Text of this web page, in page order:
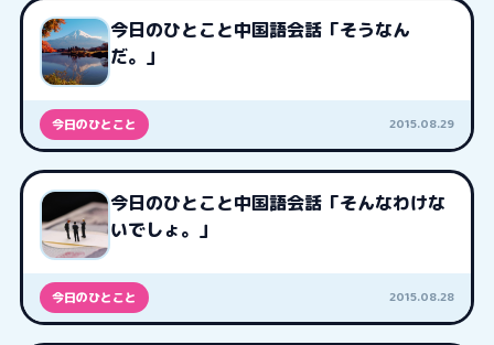
今日のひとこと中国語会話「そうなん
だ。」
今日のひとこと 2015.08.29
今日のひとこと中国語会話「そんなわけな
いでしょ。」
今日のひとこと 2015.08.28